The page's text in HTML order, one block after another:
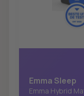
Emma Sleep
Emma Hybrid